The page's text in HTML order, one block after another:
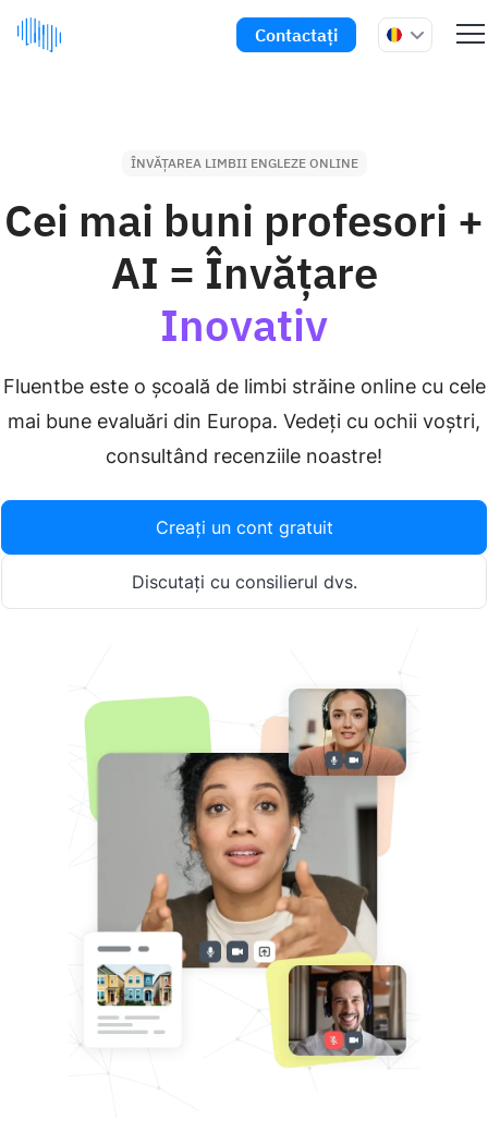
Contactați
ÎNVĂȚAREA LIMBII ENGLEZE ONLINE
Cei mai buni profesori +
AI = Învățare
Inovativ
Fluentbe este o școală de limbi străine online cu cele
mai bune evaluări din Europa. Vedeți cu ochii voștri,
consultând recenziile noastre!
Creați un cont gratuit
Discutați cu consilierul dvs.